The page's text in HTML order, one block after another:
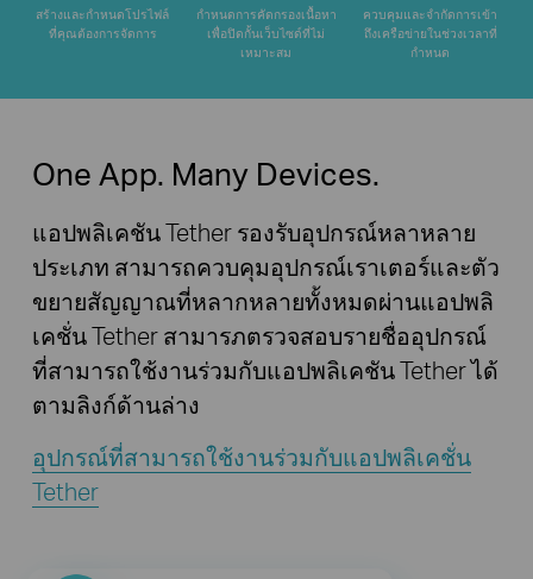
สร้างและกำหนดโปรไฟล์
ที่คุณต้องการจัดการ
กำหนดการคัดกรองเนื้อหา
เพื่อปิดกั้นเว็บไซด์ที่ไม่
เหมาะสม
ควบคุมและจำกัดการเข้า
ถึงเครือข่ายในช่วงเวลาที่
กำหนด
One App. Many Devices.
แอปพลิเคชัน Tether รองรับอุปกรณ์หลาหลาย
ประเภท สามารถควบคุมอุปกรณ์เราเตอร์และตัว
ขยายสัญญาณที่หลากหลายทั้งหมดผ่านแอปพลิ
เคชั่น Tether สามารภตรวจสอบรายชื่ออุปกรณ์
ที่สามารถใช้งานร่วมกับแอปพลิเคชัน Tether ได้
ตามลิงก์ด้านล่าง
อุปกรณ์ที่สามารถใช้งานร่วมกับแอปพลิเคชั่น
Tether